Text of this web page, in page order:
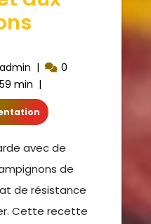
admin |
0
min |
de
de résistance
Cette recette